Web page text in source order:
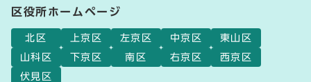
区役所ホームページ
北区 上京区 左京区 中京区
東山区
山科区
下京区 南区 右京区
西京区
伏見区